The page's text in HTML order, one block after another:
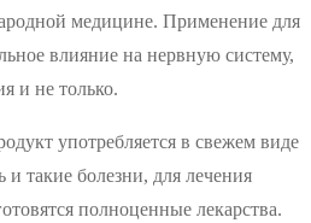
медицине. Применение для
влияние на нервную систему,
и не только.
употребляется в свежем виде
такие болезни, для лечения
полноценные лекарства.